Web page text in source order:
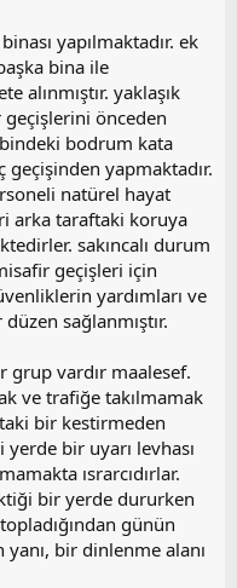
l
a
yapılmaktadır. ek
bina ile
alınmıştır. yaklaşık
önceden
bodrum kata
yapmaktadır.
natürel hayat
arka taraftaki koruya
sakıncalı durum
geçişleri için
yardımları ve
sağlanmıştır.
grup vardır maalesef.
ve trafiğe takılmamak
bir kestirmeden
bir uyarı levhası
ısrarcıdırlar.
bir yerde dururken
günün
bir dinlenme alanı